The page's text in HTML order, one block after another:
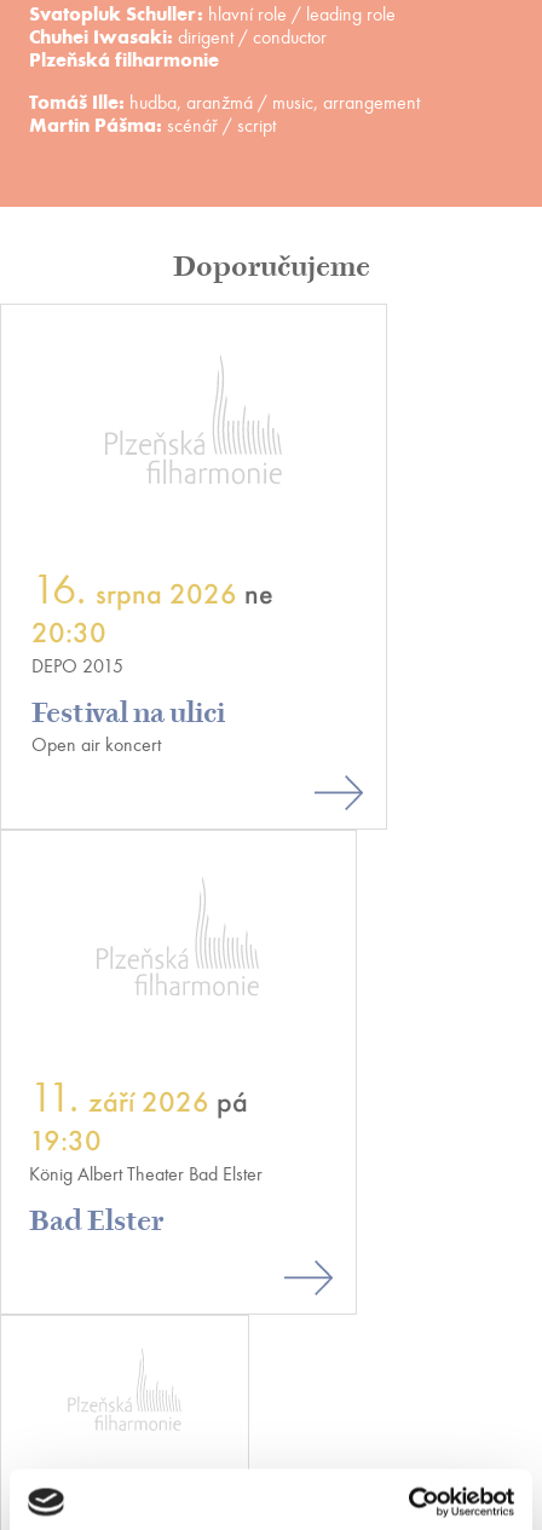
Svatopluk Schuller: hlavní role / leading role
Chuhei Iwasaki: dirigent / conductor
Plzeňská filharmonie
Tomáš Ille: hudba, aranžmá / music, arrangement
Martin Pášma: scénář / script
Doporučujeme
Festival na ulici
16. srpna 2026 ne
20:30
DEPO 2015
Open air koncert
Bad Elster
11. září 2026 pá
19:30
König Albert Theater Bad Elster
17.